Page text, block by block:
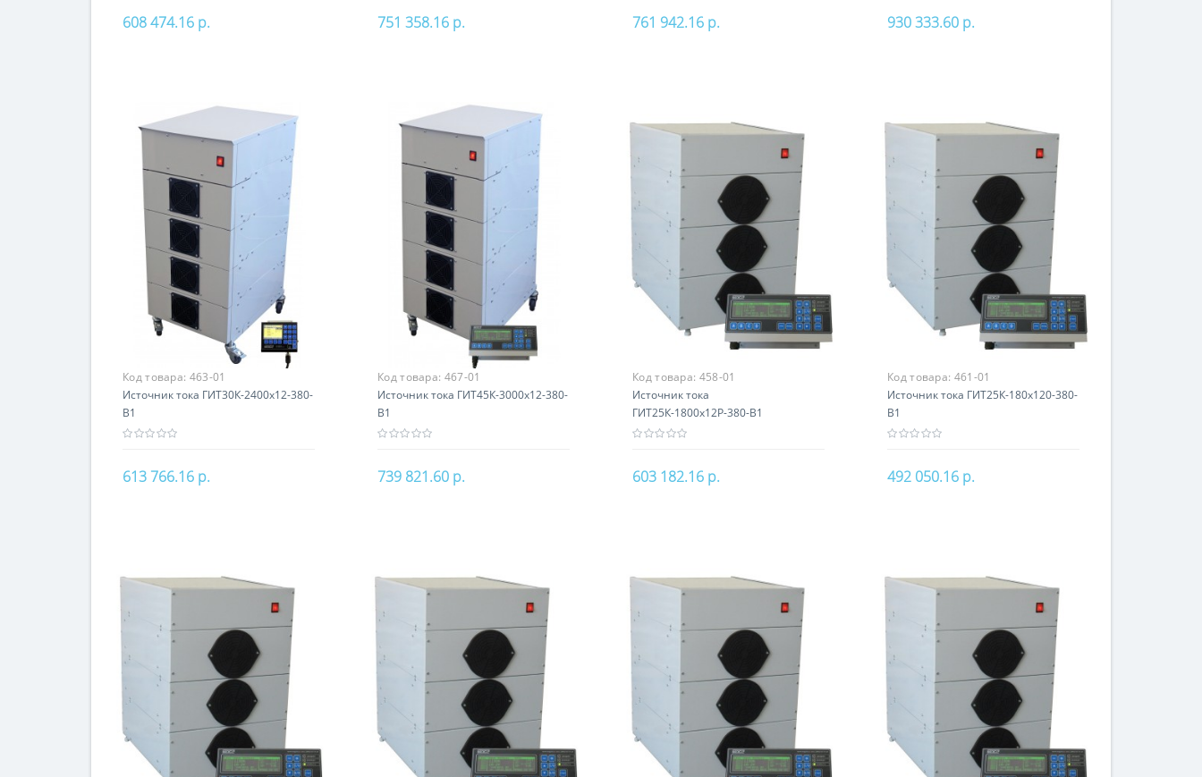
608 474.16 р. 751 358.16 р. 761 942.16 р. 930 333.60 р.
Код товара: 463-01
Источник тока ГИТ30К-2400х12-380-
В1
613 766.16 р.
Код товара: 467-01
Источник тока ГИТ45К-3000х12-380-
В1
739 821.60 р.
Код товара: 458-01
Источник тока
ГИТ25К-1800х12Р-380-В1
603 182.16 р.
Код товара: 461-01
Источник тока ГИТ25К-180х120-380-
В1
492 050.16 р.